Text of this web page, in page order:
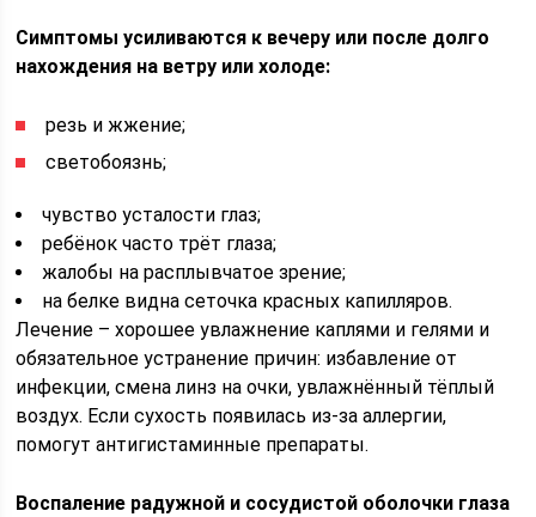
Симптомы усиливаются к вечеру или после долго
нахождения на ветру или холоде:
резь и жжение;
светобоязнь;
чувство усталости глаз;
ребёнок часто трёт глаза;
жалобы на расплывчатое зрение;
на белке видна сеточка красных капилляров.
Лечение – хорошее увлажнение каплями и гелями и
обязательное устранение причин: избавление от
инфекции, смена линз на очки, увлажнённый тёплый
воздух. Если сухость появилась из-за аллергии,
помогут антигистаминные препараты.
Воспаление радужной и сосудистой оболочки глаза